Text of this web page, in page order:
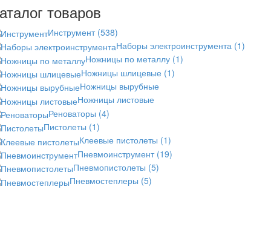
товаров
Инструмент (538)
Наборы электроинструмента (1)
Ножницы по металлу (1)
Ножницы шлицевые (1)
Ножницы вырубные
Ножницы листовые
Реноваторы (4)
Пистолеты (1)
Клеевые пистолеты (1)
Пневмоинструмент (19)
Пневмопистолеты (5)
Пневмостеплеры (5)